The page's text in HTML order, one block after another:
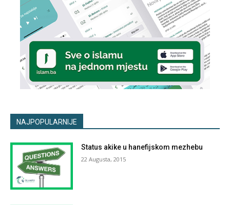
NAJPOPULARNIJE
Status akike u hanefijskom mezhebu
22 Augusta, 2015